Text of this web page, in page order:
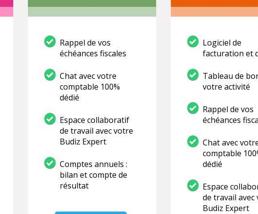
Rappel de vos
échéances fiscales
Chat avec votre
comptable 100%
dédié
Espace collaboratif
de travail avec votre
Budiz Expert
Comptes annuels :
bilan et compte de
résultat
Logiciel de
facturation et
Tableau de
votre activité
Rappel de vos
échéances
Chat avec
comptable
dédié
Espace
de travail avec
Budiz Expert